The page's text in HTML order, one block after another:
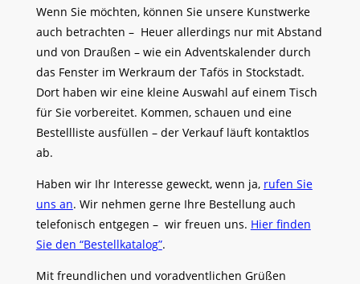
Wenn Sie möchten, können Sie unsere Kunstwerke
auch betrachten – Heuer allerdings nur mit Abstand
und von Draußen – wie ein Adventskalender durch
das Fenster im Werkraum der Tafös in Stockstadt.
Dort haben wir eine kleine Auswahl auf einem Tisch
für Sie vorbereitet. Kommen, schauen und eine
Bestellliste ausfüllen – der Verkauf läuft kontaktlos
ab.
Haben wir Ihr Interesse geweckt, wenn ja, rufen Sie
uns an. Wir nehmen gerne Ihre Bestellung auch
telefonisch entgegen – wir freuen uns. Hier finden
Sie den “Bestellkatalog”.
Mit freundlichen und voradventlichen Grüßen